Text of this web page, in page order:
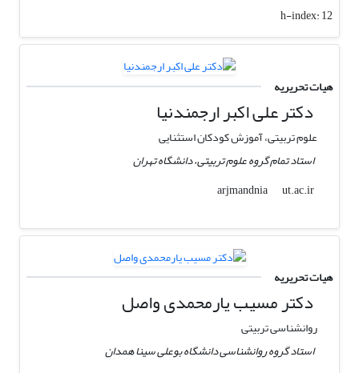
h-index:12
هیات تحریریه
دکتر علی اکبر ارجمندنیا
علوم تربیتی، آموزش کودکان استثنایی
استاد تمام گروه علوم تربیتی، دانشگاه تهران
arjmandnia
ut.ac.ir
هیات تحریریه
دکتر مسیب یارمحمدی واصل
روانشناسی تربیتی
استاد گروه روانشناسی دانشگاه بوعلی سینا همدان